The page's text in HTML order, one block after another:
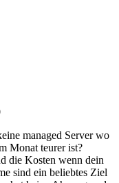
managed Server wo
Monat teurer ist?
die Kosten wenn dein
sind ein beliebtes Ziel